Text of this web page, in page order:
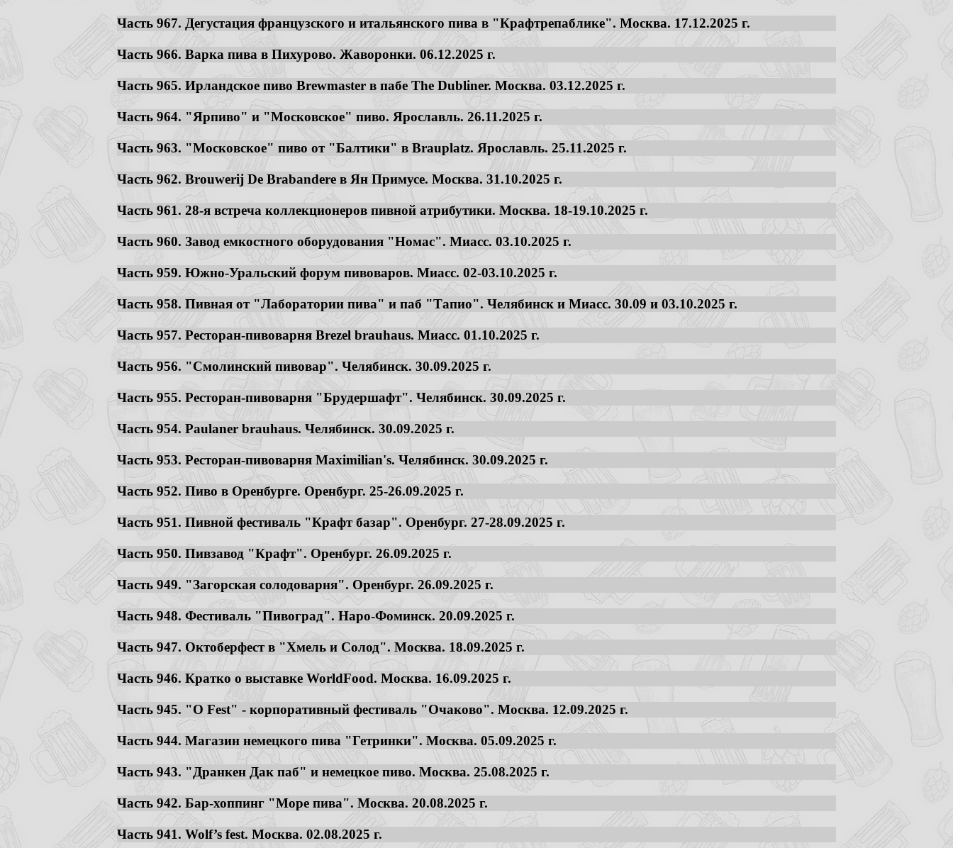
Часть 967. Дегустация французского и итальянского пива в "Крафтрепаблике". Москва. 17.12.2025 г.
Часть 966. Варка пива в Пихурово. Жаворонки. 06.12.2025 г.
Часть 965. Ирландское пиво Brewmaster в пабе The Dubliner. Москва. 03.12.2025 г.
Часть 964. "Ярпиво" и "Московское" пиво. Ярославль. 26.11.2025 г.
Часть 963. "Московское" пиво от "Балтики" в Brauplatz. Ярославль. 25.11.2025 г.
Часть 962. Brouwerij De Brabandere в Ян Примусе. Москва. 31.10.2025 г.
Часть 961. 28-я встреча коллекционеров пивной атрибутики. Москва. 18-19.10.2025 г.
Часть 960. Завод емкостного оборудования "Номас". Миасс. 03.10.2025 г.
Часть 959. Южно-Уральский форум пивоваров. Миасс. 02-03.10.2025 г.
Часть 958. Пивная от "Лаборатории пива" и паб "Тапио". Челябинск и Миасс. 30.09 и 03.10.2025 г.
Часть 957. Ресторан-пивоварня Brezel brauhaus. Миасс. 01.10.2025 г.
Часть 956. "Смолинский пивовар". Челябинск. 30.09.2025 г.
Часть 955. Ресторан-пивоварня "Брудершафт". Челябинск. 30.09.2025 г.
Часть 954. Paulaner brauhaus. Челябинск. 30.09.2025 г.
Часть 953. Ресторан-пивоварня Maximilian's. Челябинск. 30.09.2025 г.
Часть 952. Пиво в Оренбурге. Оренбург. 25-26.09.2025 г.
Часть 951. Пивной фестиваль "Крафт базар". Оренбург. 27-28.09.2025 г.
Часть 950. Пивзавод "Крафт". Оренбург. 26.09.2025 г.
Часть 949. "Загорская солодоварня". Оренбург. 26.09.2025 г.
Часть 948. Фестиваль "Пивоград". Наро-Фоминск. 20.09.2025 г.
Часть 947. Октоберфест в "Хмель и Солод". Москва. 18.09.2025 г.
Часть 946. Кратко о выставке WorldFood. Москва. 16.09.2025 г.
Часть 945. "O Fest" - корпоративный фестиваль "Очаково". Москва. 12.09.2025 г.
Часть 944. Магазин немецкого пива "Гетринки". Москва. 05.09.2025 г.
Часть 943. "Дранкен Дак паб" и немецкое пиво. Москва. 25.08.2025 г.
Часть 942. Бар-хоппинг "Море пива". Москва. 20.08.2025 г.
Часть 941. Wolf’s fest. Москва. 02.08.2025 г.